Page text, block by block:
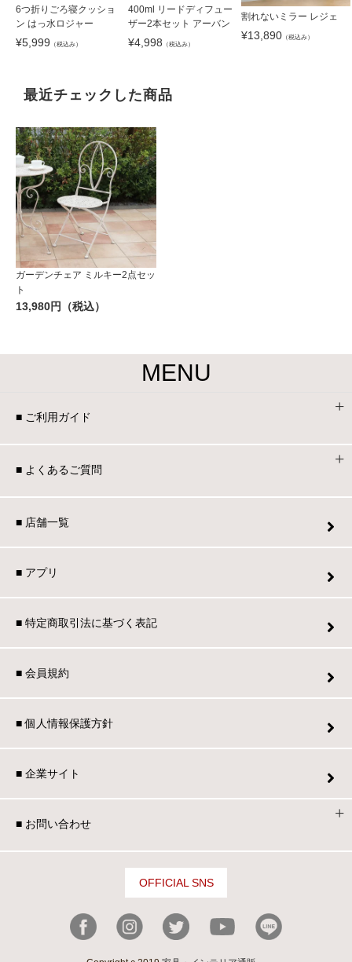
6つ折りごろ寝クッショ
ン はっ水ロジャー
¥5,999 （税込み）
400ml リードディフュー
ザー2本セット アーバン
¥4,998 （税込み）
割れないミラー レジェ
¥13,890（税込み）
最近チェックした商品
ガーデンチェア ミルキー2点セッ
ト
13,980円（税込）
MENU
■ ご利用ガイド
■ よくあるご質問
■ 店舗一覧
■ アプリ
■ 特定商取引法に基づく表記
■ 会員規約
■ 個人情報保護方針
■ 企業サイト
■ お問い合わせ
OFFICIAL SNS